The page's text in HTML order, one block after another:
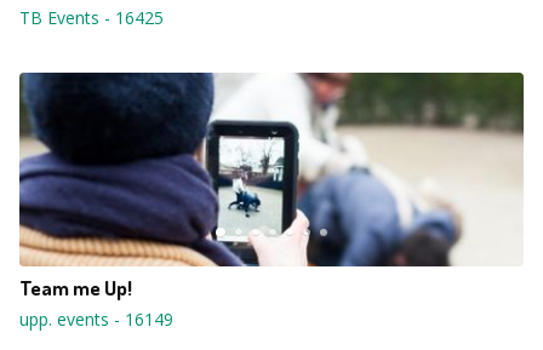
TB Events - 16425
Team me Up!
upp. events - 16149